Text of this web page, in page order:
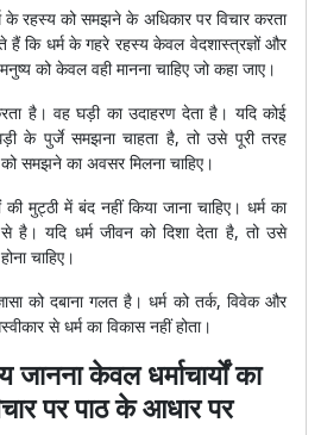
रहस्य को समझने के अधिकार पर विचार करता
कि धर्म के गहरे रहस्य केवल वेदशास्त्रज्ञों और
मनुष्य को केवल वही मानना चाहिए जो कहा जाए।
है। वह घड़ी का उदाहरण देता है। यदि कोई
के पुर्जे समझना चाहता है, तो उसे पूरी तरह
को समझने का अवसर मिलना चाहिए।
मुट्ठी में बंद नहीं किया जाना चाहिए। धर्म का
यदि धर्म जीवन को दिशा देता है, तो उसे
चाहिए।
को दबाना गलत है। धर्म को तर्क, विवेक और
से धर्म का विकास नहीं होता।
केवल धर्माचार्यों का
पर पाठ के आधार पर